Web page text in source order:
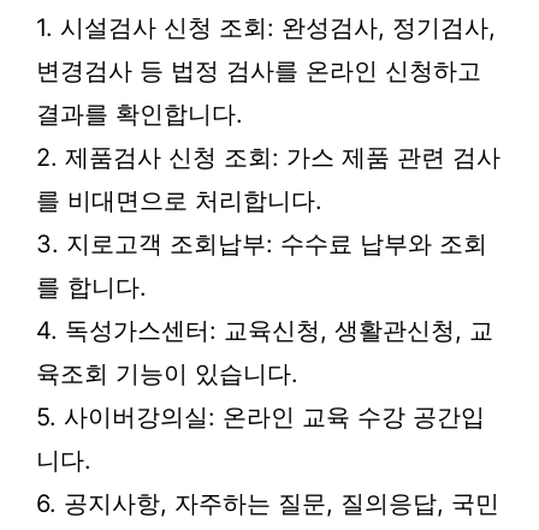
1. 시설검사 신청 조회: 완성검사, 정기검사,
변경검사 등 법정 검사를 온라인 신청하고
결과를 확인합니다.
2. 제품검사 신청 조회: 가스 제품 관련 검사
를 비대면으로 처리합니다.
3. 지로고객 조회납부: 수수료 납부와 조회
를 합니다.
4. 독성가스센터: 교육신청, 생활관신청, 교
육조회 기능이 있습니다.
5. 사이버강의실: 온라인 교육 수강 공간입
니다.
6. 공지사항, 자주하는 질문, 질의응답, 국민